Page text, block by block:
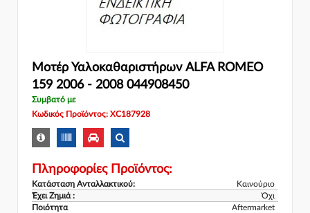
Μοτέρ Υαλοκαθαριστήρων ALFA ROMEO
159 2006 - 2008 044908450
Συμβατό με
Κωδικός Προϊόντος: XC187928
Πληροφορίες Προϊόντος:
Κατάσταση Ανταλλακτικού:
Καινούριο
Έχει Ζημιά :
Όχι
Ποιότητα
Aftermarket